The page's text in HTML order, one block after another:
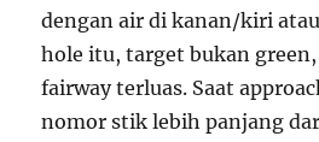
dengan air di kanan/kiri
hole itu, target bukan
fairway terluas. Saat
nomor stik lebih panjang